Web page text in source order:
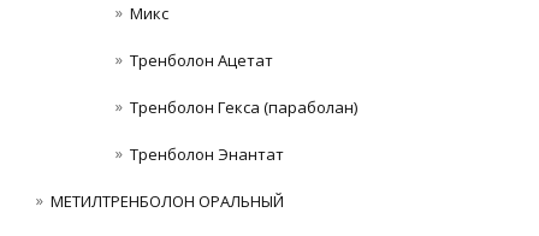
Микс
Тренболон Ацетат
Тренболон Гекса (параболан)
Тренболон Энантат
МЕТИЛТРЕНБОЛОН ОРАЛЬНЫЙ